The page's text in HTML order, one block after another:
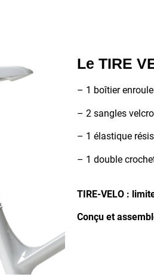
Le TIRE
– 1 boîtier
– 2 sangles
– 1 élastique
– 1 double
TIRE-VELO :
Conçu et